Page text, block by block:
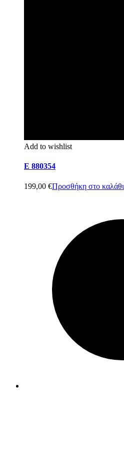
Add to wishlist
E 880354
199,00 €Προσθήκη στο καλάθι